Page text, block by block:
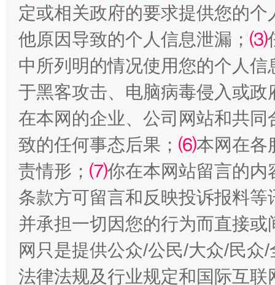
受贿1.44亿！段成刚被判无期 从幼
全民健身五年计划来了！等你上场
定或相关政府的要求提供您的个
他原因导致的个人信息泄漏； ⑶
中所列明的情况使用您的个人
于黑客攻击、电脑病毒侵入或
在本网的企业、公司网站和共
致的任何事态后果； ⑹本网在各
责情形； ⑺你在本网站留言的内
条款方可留言和反映投诉报料
并承担一切因您的行为而直接
网只是提供公众/公民/大众/民
法律法规及行业规定和国际互